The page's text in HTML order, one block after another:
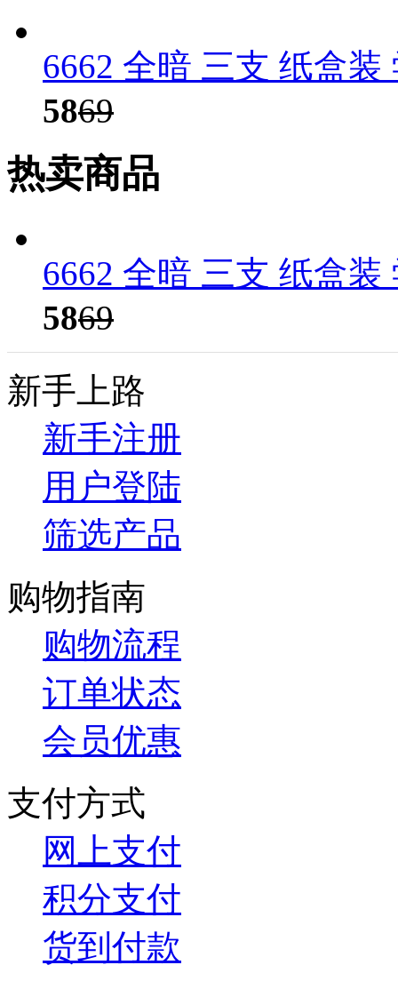
6662 全暗 三支 纸盒
5869
热卖商品
6662 全暗 三支 纸盒
5869
新手上路
新手注册
用户登陆
筛选产品
购物指南
购物流程
订单状态
会员优惠
支付方式
网上支付
积分支付
货到付款